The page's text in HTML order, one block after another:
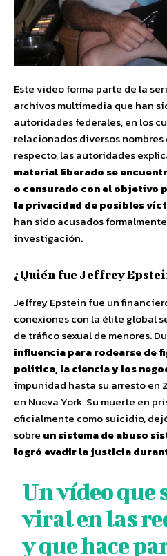
Este video forma parte de la
archivos multimedia que han
autoridades federales, en los
relacionados diversos
respecto, las autoridades
material liberado se
o censurado con el
la privacidad de posibles
han sido acusados
investigación.
¿Quién fue Jeffrey
Jeffrey Epstein fue un
conexiones con la élite global
de tráfico sexual de menores.
influencia para rodearse de
política, la ciencia y los
impunidad hasta su arresto en
en Nueva York. Su muerte en
oficialmente como suicidio,
sobre un sistema de abuso
logró evadir la justicia
Un vídeo que
viral en las
y que hace